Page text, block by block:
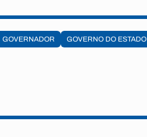
GOVERNADOR
GOVERNO DO ESTADO